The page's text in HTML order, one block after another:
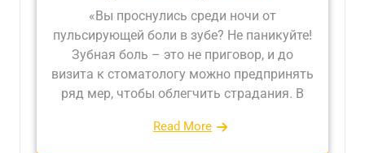
«Вы проснулись среди ночи от
пульсирующей боли в зубе? Не паникуйте!
Зубная боль – это не приговор, и до
визита к стоматологу можно предпринять
ряд мер, чтобы облегчить страдания. В
Read More